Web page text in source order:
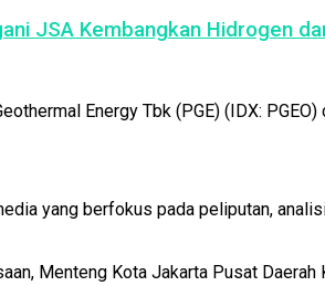
JSA Kembangkan Hidrogen
Energy Tbk (PGE) (IDX:
yang berfokus pada peliputan,
Menteng Kota Jakarta Pusat